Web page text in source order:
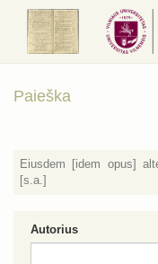
Paieška
Eiusdem [idem opus]
[s.a.]
Autorius